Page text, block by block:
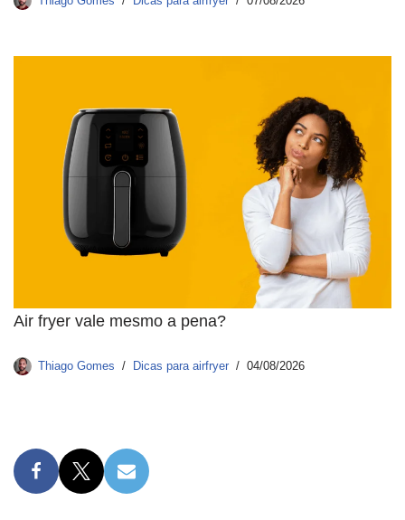
Air fryer vale mesmo a pena?
Thiago Gomes Dicas para airfryer 04/08/2026